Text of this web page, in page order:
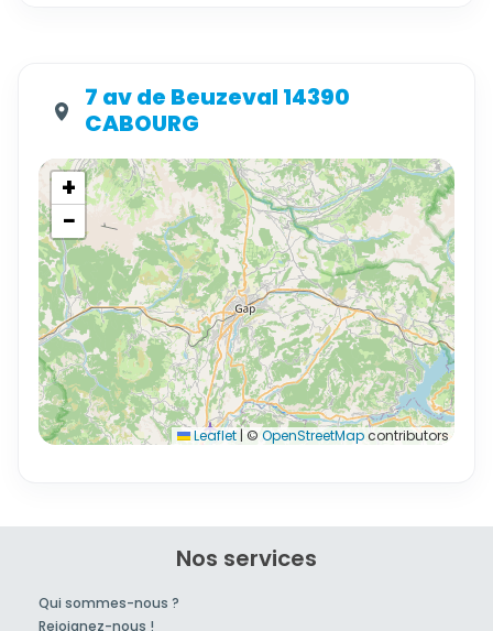
7 av de Beuzeval 14390
CABOURG
+
−
Leaflet | © OpenStreetMapcontributors
Nos services
Qui sommes-nous ?
Rejoignez-nous !